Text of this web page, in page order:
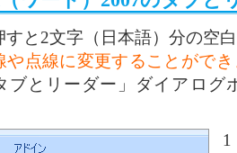
すと2文字（日本語）分の空
や点線に変更することがで
ブとリーダー」ダイアログ
1